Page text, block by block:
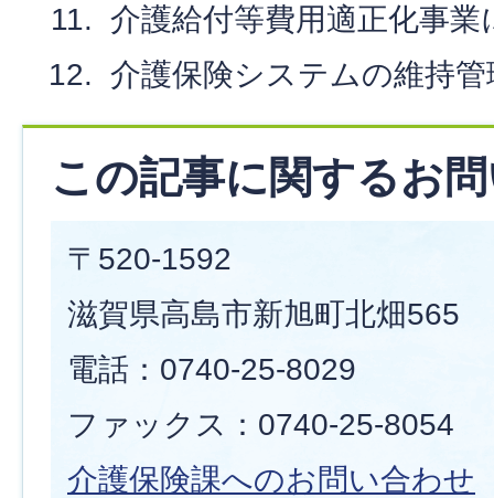
介護給付等費用適正化事
介護保険システムの維持
この記事に関するお
〒520-1592
滋賀県高島市新旭町北畑565
電話：0740-25-8029
ファックス：0740-25-8054
介護保険課へのお問い合わせ